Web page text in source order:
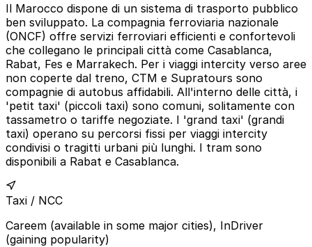
Il Marocco dispone di un sistema di trasporto pubblico
ben sviluppato. La compagnia ferroviaria nazionale
(ONCF) offre servizi ferroviari efficienti e confortevoli
che collegano le principali città come Casablanca,
Rabat, Fes e Marrakech. Per i viaggi intercity verso aree
non coperte dal treno, CTM e Supratours sono
compagnie di autobus affidabili. All'interno delle città, i
'petit taxi' (piccoli taxi) sono comuni, solitamente con
tassametro o tariffe negoziate. I 'grand taxi' (grandi
taxi) operano su percorsi fissi per viaggi intercity
condivisi o tragitti urbani più lunghi. I tram sono
disponibili a Rabat e Casablanca.
Taxi / NCC
Careem (available in some major cities), InDriver
(gaining popularity)